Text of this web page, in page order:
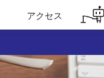
アクセス